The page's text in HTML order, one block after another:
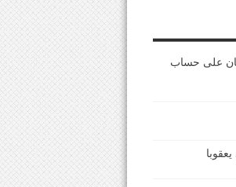
على حساب